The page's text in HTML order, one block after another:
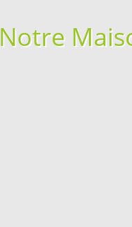
Notre